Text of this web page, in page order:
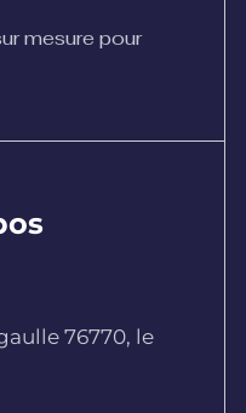
mesure pour
76770, le